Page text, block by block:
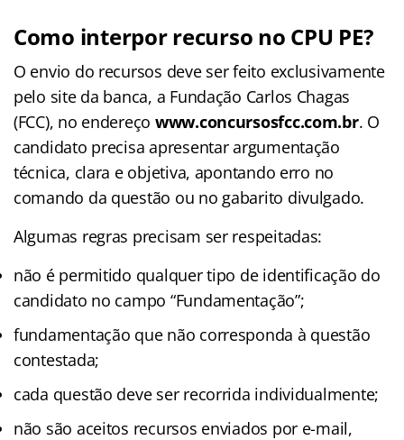
Como interpor recurso no CPU PE?
O envio do recursos deve ser feito exclusivamente
pelo site da banca, a Fundação Carlos Chagas
(FCC), no endereço www.concursosfcc.com.br. O
candidato precisa apresentar argumentação
técnica, clara e objetiva, apontando erro no
comando da questão ou no gabarito divulgado.
Algumas regras precisam ser respeitadas:
não é permitido qualquer tipo de identificação do
candidato no campo “Fundamentação”;
fundamentação que não corresponda à questão
contestada;
cada questão deve ser recorrida individualmente;
não são aceitos recursos enviados por e-mail,